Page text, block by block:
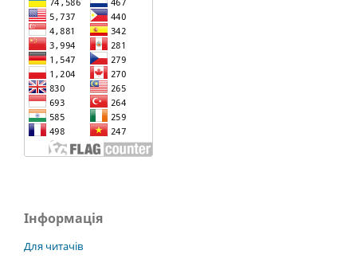
Інформація
Для читачів